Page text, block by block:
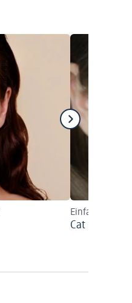
Einfache
Cat Eyes